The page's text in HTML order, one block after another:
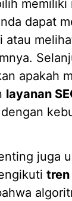
memiliki
dapat
atau
apakah
layanan
juga
tren